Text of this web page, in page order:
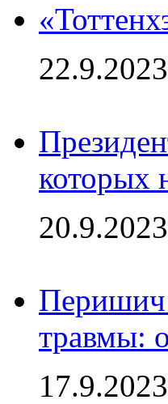
которых
Перишич
травмы: